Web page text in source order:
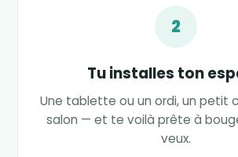
2
Tu installes ton
Une tablette ou un ordi, un petit
salon — et te voilà prête à
veux.